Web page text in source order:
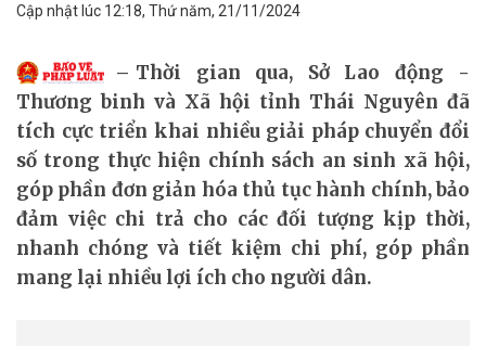
Cập nhật lúc 12:18, Thứ năm, 21/11/2024
Thời gian qua, Sở Lao động -
Thương binh và Xã hội tỉnh Thái Nguyên đã
tích cực triển khai nhiều giải pháp chuyển đổi
số trong thực hiện chính sách an sinh xã hội,
góp phần đơn giản hóa thủ tục hành chính, bảo
đảm việc chi trả cho các đối tượng kịp thời,
nhanh chóng và tiết kiệm chi phí, góp phần
mang lại nhiều lợi ích cho người dân.